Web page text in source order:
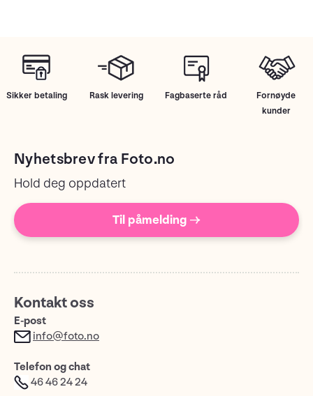
Sikker betaling Rask levering Fagbaserte råd
Fornøyde
kunder
Nyhetsbrev fra Foto.no
Hold deg oppdatert
Til påmelding →
Kontakt oss
E-post
info@foto.no
Telefon og chat
46 46 24 24